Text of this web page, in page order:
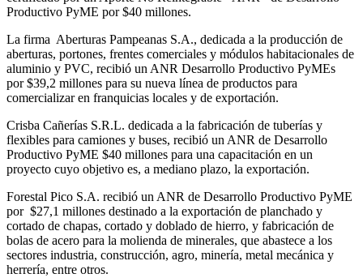
Productivo PyME por $40 millones.
La firma Aberturas Pampeanas S.A., dedicada a la producción de
aberturas, portones, frentes comerciales y módulos habitacionales de
aluminio y PVC, recibió un ANR Desarrollo Productivo PyMEs
por $39,2 millones para su nueva línea de productos para
comercializar en franquicias locales y de exportación.
Crisba Cañerías S.R.L. dedicada a la fabricación de tuberías y
flexibles para camiones y buses, recibió un ANR de Desarrollo
Productivo PyME $40 millones para una capacitación en un
proyecto cuyo objetivo es, a mediano plazo, la exportación.
Forestal Pico S.A. recibió un ANR de Desarrollo Productivo PyME
por $27,1 millones destinado a la exportación de planchado y
cortado de chapas, cortado y doblado de hierro, y fabricación de
bolas de acero para la molienda de minerales, que abastece a los
sectores industria, construcción, agro, minería, metal mecánica y
herrería, entre otros.